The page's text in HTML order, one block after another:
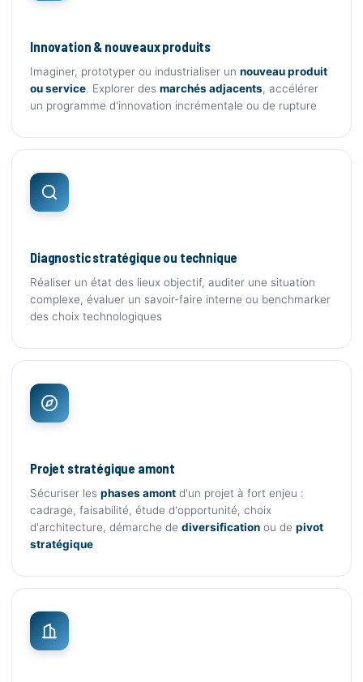
Innovation & nouveaux produits
Imaginer, prototyper ou industrialiser un nouveau produit
ou service. Explorer des marchés adjacents, accélérer
un programme d'innovation incrémentale ou de rupture
Diagnostic stratégique ou technique
Réaliser un état des lieux objectif, auditer une situation
complexe, évaluer un savoir-faire interne ou benchmarker
des choix technologiques
Projet stratégique amont
Sécuriser les phases amont d'un projet à fort enjeu :
cadrage, faisabilité, étude d'opportunité, choix
d'architecture, démarche de diversification ou de pivot
stratégique